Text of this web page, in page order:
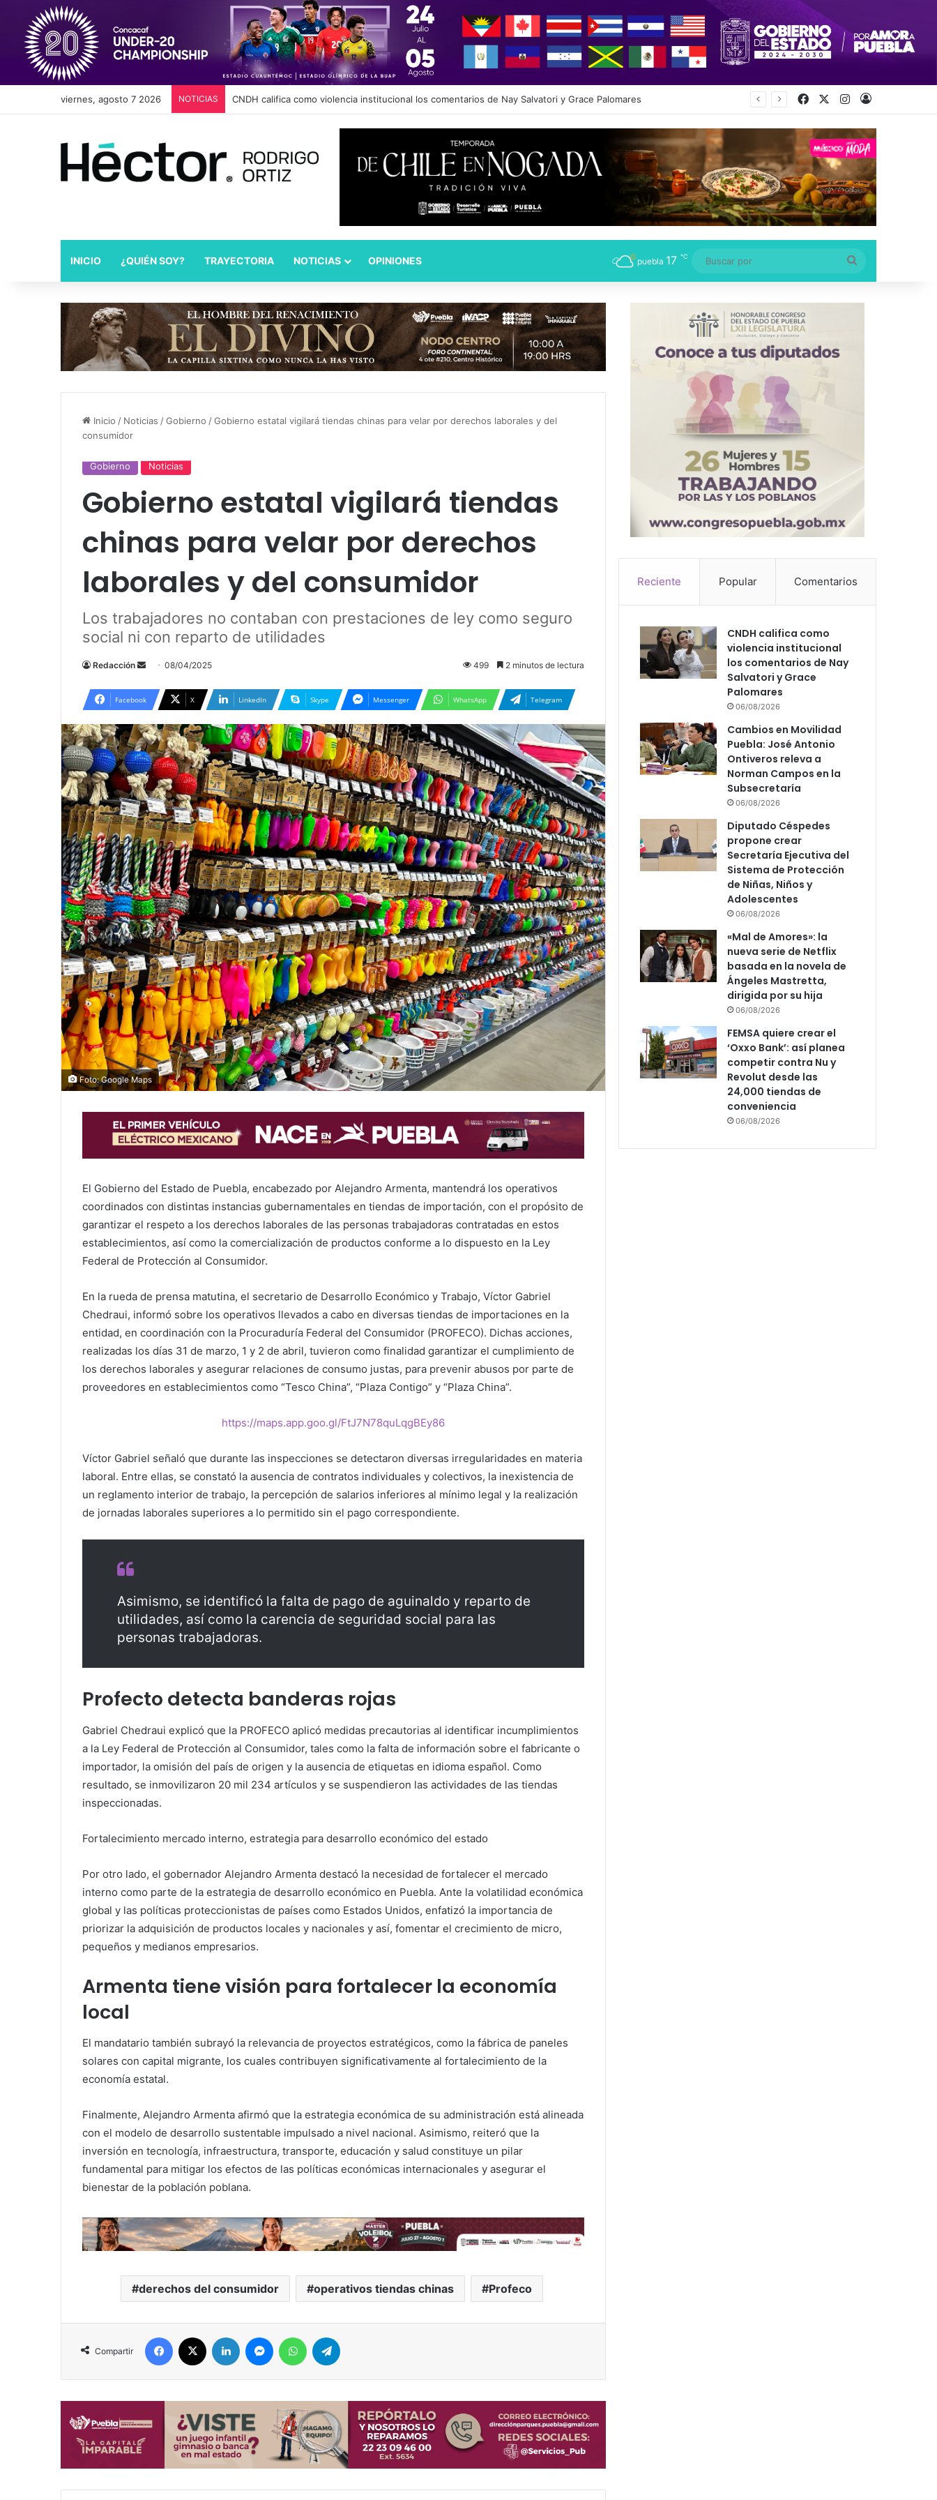
viernes, agosto 7 2026 NOTICIAS Cambios en Movilidad Puebla: José Antonio Ontiveros releva a Norman Campos en la Subsecretaría FacebookInstagram
Acceso
INICIO ¿QUIÉN SOY? TRAYECTORIA NOTICIAS OPINIONES puebla 17 ℃
por
Inicio / Noticias /Gobierno /Gobierno estatal vigilará tiendas chinas para velar por derechos laborales y del
consumidor
Gobierno Noticias
Gobierno estatal vigilará tiendas
chinas para velar por derechos
laborales y del consumidor
Los trabajadores no contaban con prestaciones de ley como seguro
social ni con reparto de utilidades
Redacción
Send
email
08/04/2025 499 2 minutos de lectura
Facebook X LinkedIn Skype Messenger WhatsApp Telegram
Foto: Google Maps
El Gobierno del Estado de Puebla, encabezado por Alejandro Armenta, mantendrá los operativos
coordinados con distintas instancias gubernamentales en tiendas de importación, con el propósito de
garantizar el respeto a los derechos laborales de las personas trabajadoras contratadas en estos
establecimientos, así como la comercialización de productos conforme a lo dispuesto en la Ley
Federal de Protección al Consumidor.
En la rueda de prensa matutina, el secretario de Desarrollo Económico y Trabajo, Víctor Gabriel
Chedraui, informó sobre los operativos llevados a cabo en diversas tiendas de importaciones en la
entidad, en coordinación con la Procuraduría Federal del Consumidor (PROFECO). Dichas acciones,
realizadas los días 31 de marzo, 1 y 2 de abril, tuvieron como finalidad garantizar el cumplimiento de
los derechos laborales y asegurar relaciones de consumo justas, para prevenir abusos por parte de
proveedores en establecimientos como “Tesco China”, “Plaza Contigo” y “Plaza China”.
https://maps.app.goo.gl/FtJ7N78quLqgBEy86
Víctor Gabriel señaló que durante las inspecciones se detectaron diversas irregularidades en materia
laboral. Entre ellas, se constató la ausencia de contratos individuales y colectivos, la inexistencia de
un reglamento interior de trabajo, la percepción de salarios inferiores al mínimo legal y la realización
de jornadas laborales superiores a lo permitido sin el pago correspondiente.
Asimismo, se identificó la falta de pago de aguinaldo y reparto de
utilidades, así como la carencia de seguridad social para las
personas trabajadoras.
Profecto detecta banderas rojas
Gabriel Chedraui explicó que la PROFECO aplicó medidas precautorias al identificar incumplimientos
a la Ley Federal de Protección al Consumidor, tales como la falta de información sobre el fabricante o
importador, la omisión del país de origen y la ausencia de etiquetas en idioma español. Como
resultado, se inmovilizaron 20 mil 234 artículos y se suspendieron las actividades de las tiendas
inspeccionadas.
Fortalecimiento mercado interno, estrategia para desarrollo económico del estado
Por otro lado, el gobernador Alejandro Armenta destacó la necesidad de fortalecer el mercado
interno como parte de la estrategia de desarrollo económico en Puebla. Ante la volatilidad económica
global y las políticas proteccionistas de países como Estados Unidos, enfatizó la importancia de
priorizar la adquisición de productos locales y nacionales y así, fomentar el crecimiento de micro,
pequeños y medianos empresarios.
Armenta tiene visión para fortalecer la economía
local
El mandatario también subrayó la relevancia de proyectos estratégicos, como la fábrica de paneles
solares con capital migrante, los cuales contribuyen significativamente al fortalecimiento de la
economía estatal.
Finalmente, Alejandro Armenta afirmó que la estrategia económica de su administración está alineada
con el modelo de desarrollo sustentable impulsado a nivel nacional. Asimismo, reiteró que la
inversión en tecnología, infraestructura, transporte, educación y salud constituye un pilar
fundamental para mitigar los efectos de las políticas económicas internacionales y asegurar el
bienestar de la población poblana.
derechos del consumidor operativos tiendas chinas Profeco
Compartir
Facebook LinkedIn MessengerWhatsApp
Reciente Popular Comentarios
CNDH califica como
violencia institucional
los comentarios de Nay
Salvatori y Grace
Palomares
06/08/2026
Cambios en Movilidad
Puebla: José Antonio
Ontiveros releva a
Norman Campos en la
Subsecretaría
06/08/2026
Diputado Céspedes
propone crear
Secretaría Ejecutiva del
Sistema de Protección
de Niñas, Niños y
Adolescentes
06/08/2026
«Mal de Amores»: la
nueva serie de Netflix
basada en la novela de
Ángeles Mastretta,
dirigida por su hija
06/08/2026
FEMSA quiere crear el
‘Oxxo Bank’: así planea
competir contra Nu y
Revolut desde las
24,000 tiendas de
conveniencia
06/08/2026